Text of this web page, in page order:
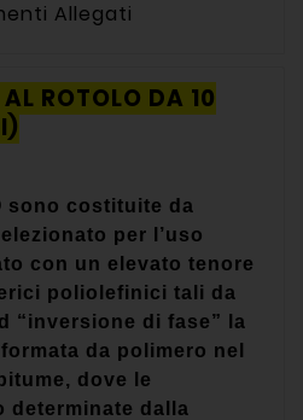
Allegati
ROTOLO DA 10
sono costituite da
per l’uso
con un elevato tenore
poliolefinici tali da
“inversione di fase” la
da polimero nel
dove le
determinate dalla